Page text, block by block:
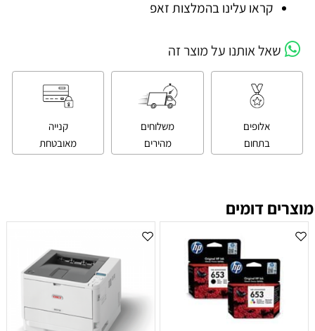
קראו עלינו בהמלצות זאפ
שאל אותנו על מוצר זה
אלופים
בתחום
משלוחים
מהירים
קנייה
מאובטחת
מוצרים דומים